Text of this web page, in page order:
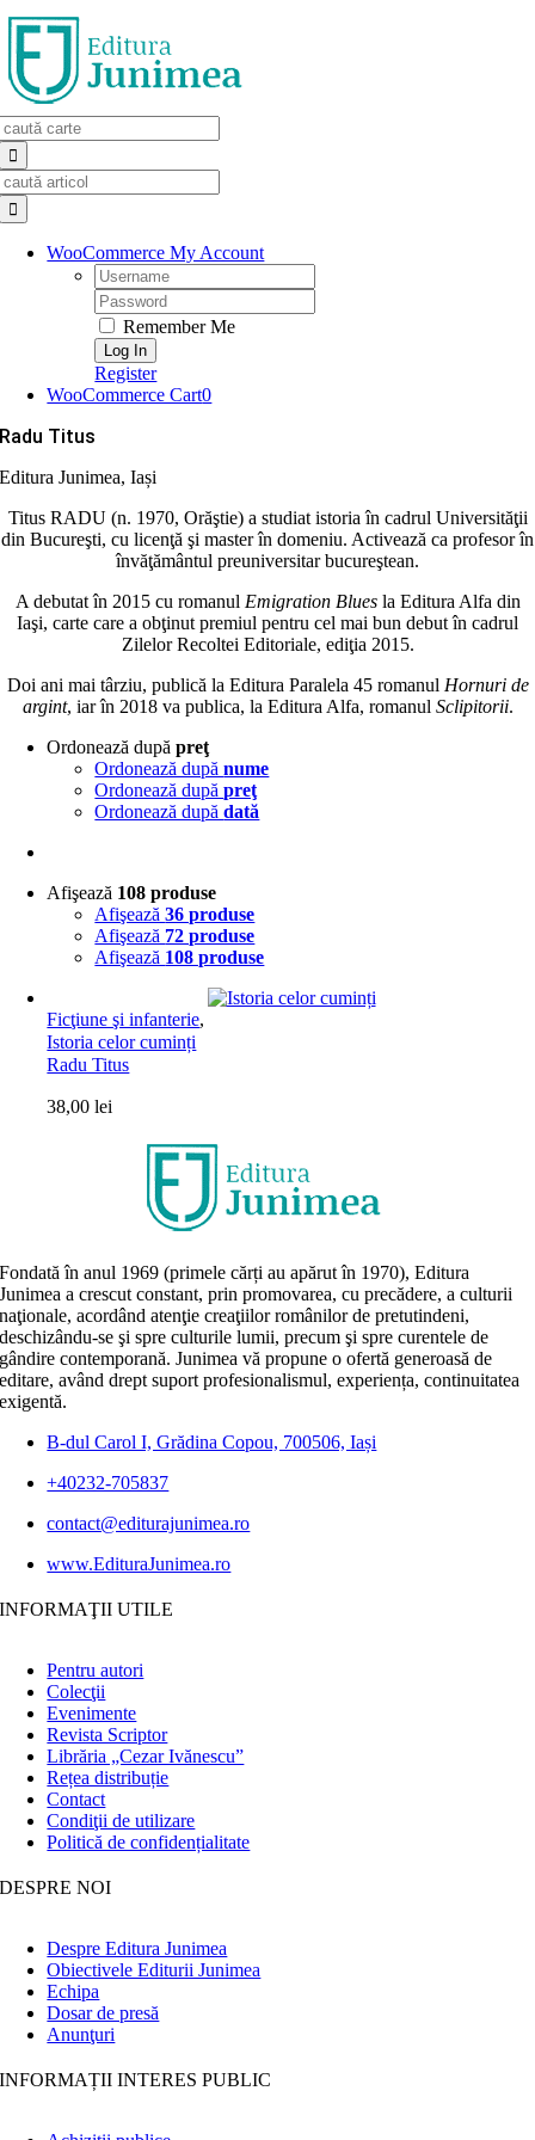
Skip
to
content
WooCommerce My Account
Username:
Password:
Remember Me
Register
WooCommerce Cart0
Radu Titus
Editura Junimea, Iași
Titus RADU (n. 1970, Orăştie) a studiat istoria în cadrul Universităţii
din Bucureşti, cu licenţă şi master în domeniu. Activează ca profesor în
învăţământul preuniversitar bucureştean.
A debutat în 2015 cu romanul Emigration Bluesla Editura Alfa din
Iaşi, carte care a obţinut premiul pentru cel mai bun debut în cadrul
Zilelor Recoltei Editoriale, ediţia 2015.
Doi ani mai târziu, publică la Editura Paralela 45 romanul Hornuri de
argint, iar în 2018 va publica, la Editura Alfa, romanul Sclipitorii.
Ordonează dupăpreţ
Ordonează dupănume
Ordonează dupăpreţ
Ordonează dupădată
Afişează 108 produse
Afişează36 produse
Afişează 72 produse
Afişează 108 produse
Ficţiune şi infanterie,
Istoria celor cuminți
Radu Titus
38,00lei
Fondată în anul 1969 (primele cărți au apărut în 1970), Editura
Junimea a crescut constant, prin promovarea, cu precădere, a culturii
naţionale, acordând atenţie creaţiilor românilor de pretutindeni,
deschizându-se şi spre culturile lumii, precum şi spre curentele de
gândire contemporană. Junimea vă propune o ofertă generoasă de
editare, având drept suport profesionalismul, experiența, continuitatea
exigentă.
B-dul Carol I, Grădina Copou, 700506, Iași
+40232-705837
contact@editurajunimea.ro
www.EdituraJunimea.ro
INFORMAŢII UTILE
Pentru autori
Colecţii
Evenimente
Revista Scriptor
Librăria „Cezar Ivănescu”
Rețea distribuție
Contact
Condiţii de utilizare
Politică de confidențialitate
DESPRE NOI
Despre Editura Junimea
Obiectivele Editurii Junimea
Echipa
Dosar de presă
Anunţuri
INFORMAȚII INTERES PUBLIC